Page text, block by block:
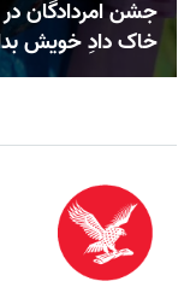
جشن امردادگان
خاک دادِ خویش